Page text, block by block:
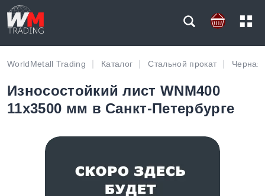
WorldMetall Trading Каталог Стальной прокат Черная
Износостойкий лист WNM400
11х3500 мм в Санкт-Петербурге